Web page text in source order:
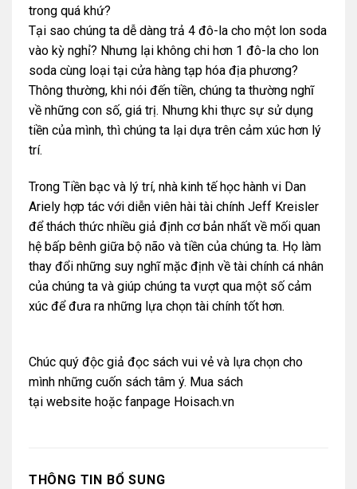
trong quá khứ?
Tại sao chúng ta dễ dàng trả 4 đô-la cho một lon soda
vào kỳ nghỉ? Nhưng lại không chi hơn 1 đô-la cho lon
soda cùng loại tại cửa hàng tạp hóa địa phương?
Thông thường, khi nói đến tiền, chúng ta thường nghĩ
về những con số, giá trị. Nhưng khi thực sự sử dụng
tiền của mình, thì chúng ta lại dựa trên cảm xúc hơn lý
trí.
Trong Tiền bạc và lý trí, nhà kinh tế học hành vi Dan
Ariely hợp tác với diễn viên hài tài chính Jeff Kreisler
để thách thức nhiều giả định cơ bản nhất về mối quan
hệ bấp bênh giữa bộ não và tiền của chúng ta. Họ làm
thay đổi những suy nghĩ mặc định về tài chính cá nhân
của chúng ta và giúp chúng ta vượt qua một số cảm
xúc để đưa ra những lựa chọn tài chính tốt hơn.
Chúc quý độc giả đọc sách vui vẻ và lựa chọn cho
mình những cuốn sách tâm ý. Mua sách
tại websitehoặc fanpage Hoisach.vn
THÔNG TIN BỔ SUNG